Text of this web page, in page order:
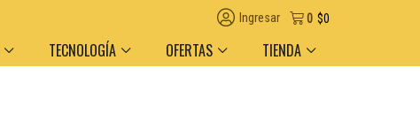
$0
0
Ingresar
TECNOLOGÍA OFERTAS TIENDA